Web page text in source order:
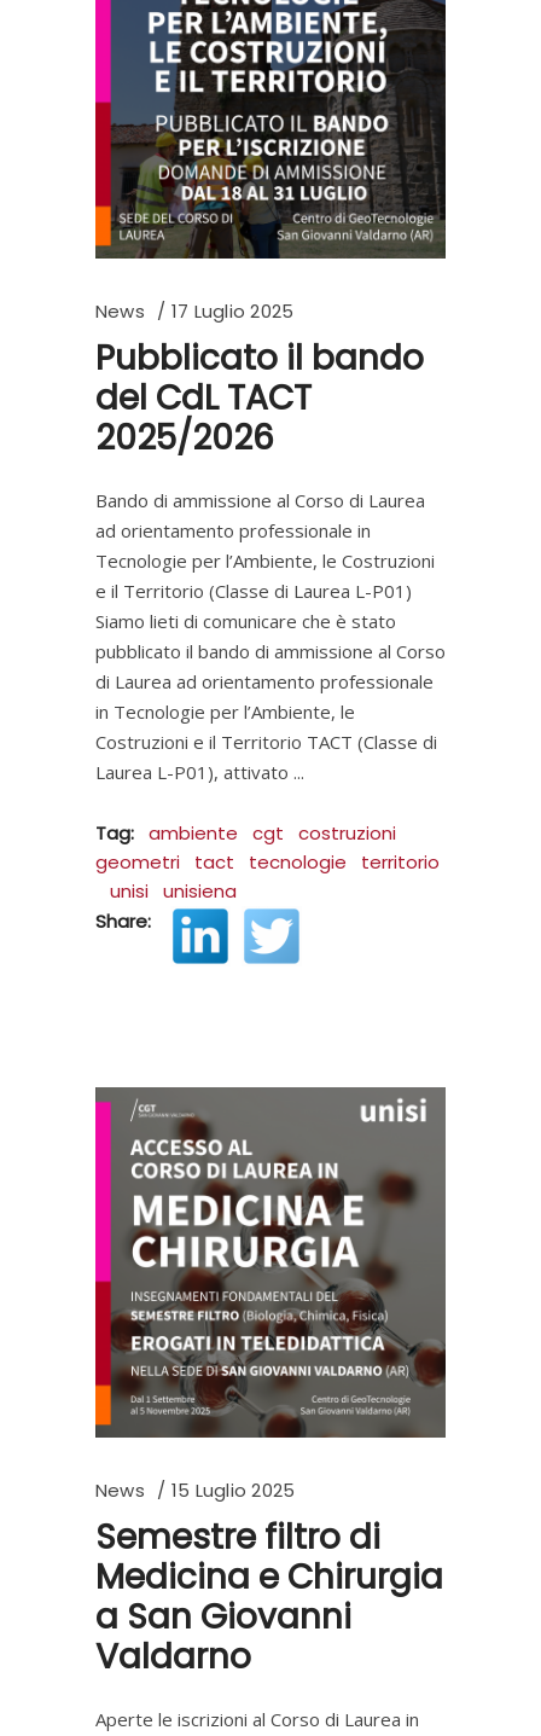
News 17 Luglio 2025
Pubblicato il bando
del CdL TACT
2025/2026
Bando di ammissione al Corso di Laurea
ad orientamento professionale in
Tecnologie per l’Ambiente, le Costruzioni
e il Territorio (Classe di Laurea L-P01)
Siamo lieti di comunicare che è stato
pubblicato il bando di ammissione al Corso
di Laurea ad orientamento professionale
in Tecnologie per l’Ambiente, le
Costruzioni e il Territorio TACT (Classe di
Laurea L-P01), attivato
Tag: ambiente cgt
costruzioni
geometri
tact tecnologie
territorio
unisi unisiena
Share:
News 15 Luglio 2025
Semestre filtro di
Medicina e Chirurgia
a San Giovanni
Valdarno
Aperte le iscrizioni al Corso di Laurea in